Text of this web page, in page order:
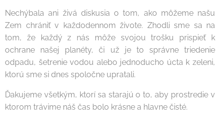
Nechýbala ani živá diskusia o tom, ako môžeme našu
Zem chrániť v každodennom živote. Zhodli sme sa na
tom, že každý z nás môže svojou trošku prispieť k
ochrane našej planéty, či už je to správne triedenie
odpadu, šetrenie vodou alebo jednoducho úcta k zeleni,
ktorú sme si dnes spoločne upratali.
Ďakujeme všetkým, ktorí sa starajú o to, aby prostredie v
ktorom trávime náš čas bolo krásne a hlavne čisté.